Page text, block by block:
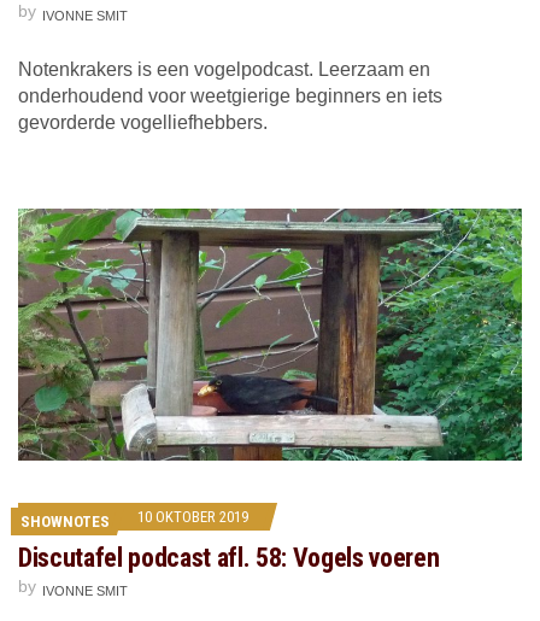
by IVONNE SMIT
Notenkrakers is een vogelpodcast. Leerzaam en
onderhoudend voor weetgierige beginners en iets
gevorderde vogelliefhebbers.
SHOWNOTES 10 OKTOBER 2019
Discutafel podcast afl. 58: Vogels voeren
by IVONNE SMIT